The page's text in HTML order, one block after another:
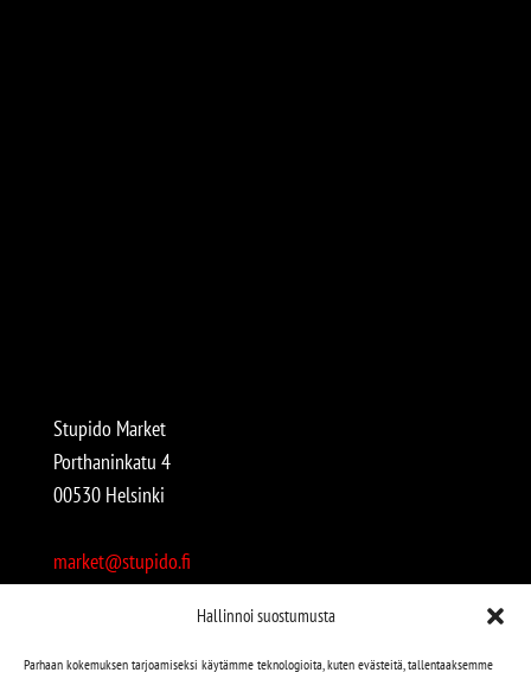
Hallinnoi suostumusta
Parhaan kokemuksen tarjoamiseksi käytämme teknologioita, kuten evästeitä, tallentaaksemme
Stupido Market
Porthaninkatu 4
00530 Helsinki
market@stupido.fi
Avoinna: